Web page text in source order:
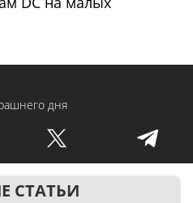
дня
СТАТЬИ